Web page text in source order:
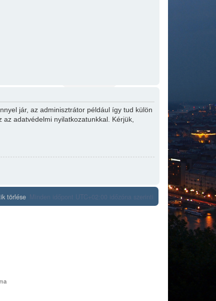
jár, az adminisztrátor például így tud külön
adatvédelmi nyilatkozatunkkal. Kérjük,
Minden időpont UTC+02:00 időzóna szerinti
törlése